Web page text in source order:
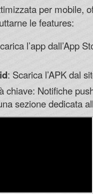
per mobile,
le features:
l’app dall’App
: Scarica l’APK dal
chiave: Notifiche
sezione dedicata